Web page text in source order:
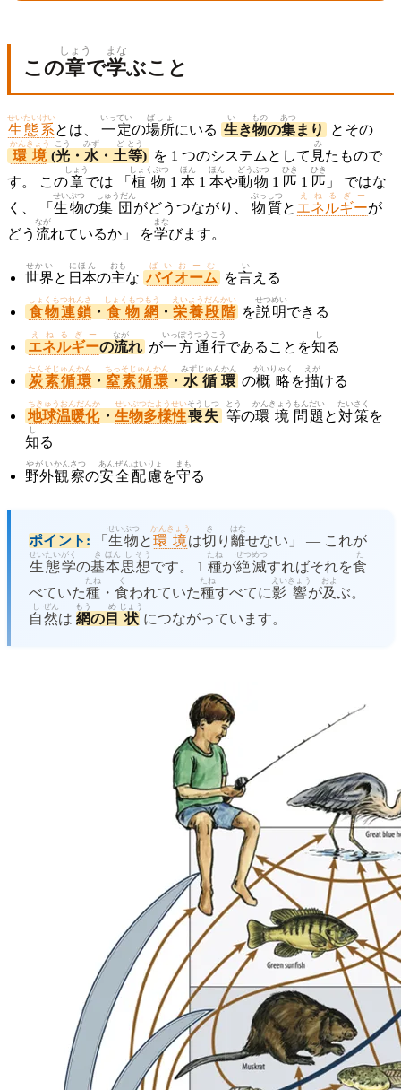
この章
しょう
で学
まな
ぶこと
生態系
せいたいけい
とは、 一
いっ
定
てい
の場所
ばしょ
にいる 生
い
き物
もの
の集
あつ
まり
とその
環境
かんきょう
(光
こう
・ 水
みず
・ 土
ど
等
とう
) を 1 つのシステムとして 見
み
たもので
す。 この章
しょう
では 「 植物
しょくぶつ
1 本
ほん
1 本
ほん
や動物
どうぶつ
1 匹
ひき
1 匹
ひき
」 ではな
く、 「 生物
せいぶつ
の集団
しゅうだん
がどうつながり、 物
ぶっ
質
しつ
と エネルギー
えねるぎー
が
どう 流
なが
れているか」 を学
まな
びます。
世界
せかい
と 日本
にほん
の主
おも
な バイオーム
ばいおーむ
を言
い
える
食物連鎖
しょくもつれんさ
・ 食物網
しょくもつもう
・ 栄養段階
えいようだんかい
を説明
せつめい
できる
エネルギー
えねるぎー
の流
なが
れ が一方
いっぽう
通行
つうこう
であることを知
し
る
炭素循環
たんそじゅんかん
・ 窒素循環
ちっそじゅんかん
・ 水循環
みずじゅんかん
の概略
がいりゃく
を描
えが
ける
地球温暖化
ちきゅうおんだんか
・ 生物多様性
せいぶつたようせい
喪
そう
失
しつ
等
とう
の環境
かんきょう
問
もん
題
だい
と対策
たいさく
を
知
し
る
野外
やがい
観察
かんさつ
の安
あん
全
ぜん
配
はい
慮
りょ
を守
まも
る
ポイント: 「 生物
せいぶつ
と環境
かんきょう
は切
き
り 離
はな
せない」 — これが
生態
せいたい
学
がく
の基
き
本
ほん
思
し
想
そう
です。 1 種
たね
が絶
ぜつ
滅
めつ
すればそれを食
た
べていた種
たね
・ 食
く
われていた種
たね
すべてに影
えい
響
きょう
が及
およ
ぶ。
自
し
然
ぜん
は 網
もう
の 目
め
状
じょう
につながっています。